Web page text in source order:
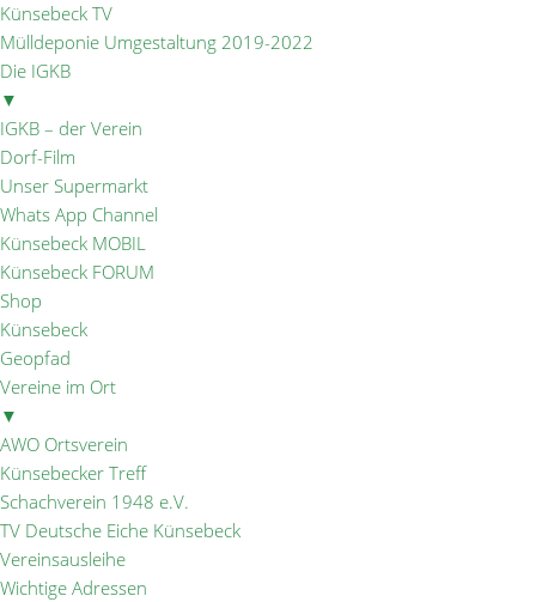
Künsebeck TV
Mülldeponie Umgestaltung 2019-2022
Die IGKB
▼
IGKB – der Verein
Dorf-Film
Unser Supermarkt
Whats App Channel
Künsebeck MOBIL
Künsebeck FORUM
Shop
Künsebeck
Geopfad
Vereine im Ort
▼
AWO Ortsverein
Künsebecker Treff
Schachverein 1948 e.V.
TV Deutsche Eiche Künsebeck
Vereinsausleihe
Wichtige Adressen